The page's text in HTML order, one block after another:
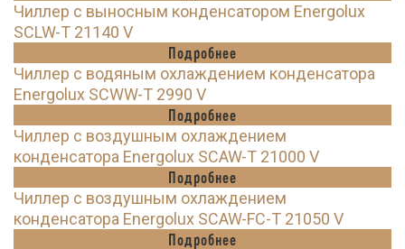
Чиллер с выносным конденсатором Energolux
SCLW-T 21140 V
Подробнее
Чиллер с водяным охлаждением конденсатора
Energolux SCWW-T 2990 V
Подробнее
Чиллер с воздушным охлаждением
конденсатора Energolux SCAW-T 21000 V
Подробнее
Чиллер с воздушным охлаждением
конденсатора Energolux SCAW-FC-T 21050 V
Подробнее